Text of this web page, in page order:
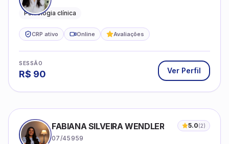
adolescentes e adultos.
Psicologia clínica
CRP ativo Online Avaliações
SESSÃO
R$ 90 Ver Perfil
FABIANA SILVEIRA WENDLER 5.0(2)
07/45959